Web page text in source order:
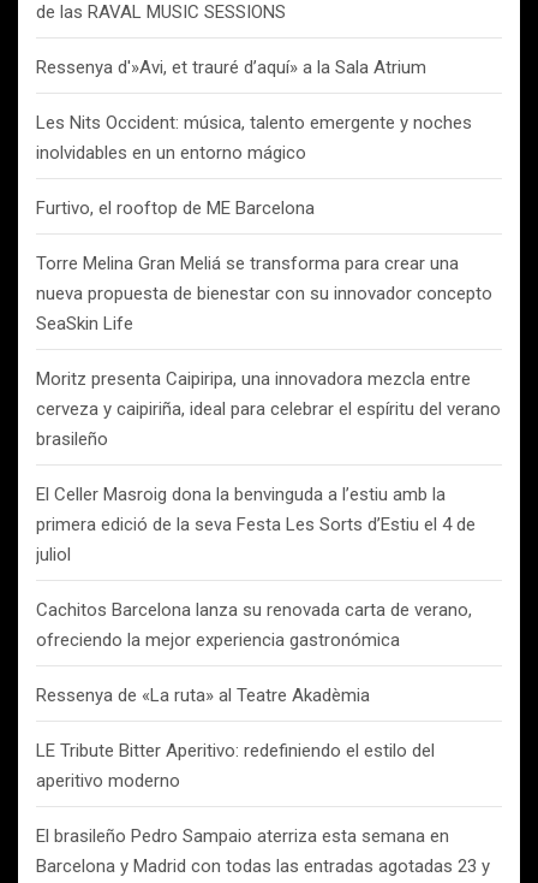
de las RAVAL MUSIC SESSIONS
Ressenya d'»Avi, et trauré d’aquí» a la Sala Atrium
Les Nits Occident: música, talento emergente y noches
inolvidables en un entorno mágico
Furtivo, el rooftop de ME Barcelona
Torre Melina Gran Meliá se transforma para crear una
nueva propuesta de bienestar con su innovador concepto
SeaSkin Life
Moritz presenta Caipiripa, una innovadora mezcla entre
cerveza y caipiriña, ideal para celebrar el espíritu del verano
brasileño
El Celler Masroig dona la benvinguda a l’estiu amb la
primera edició de la seva Festa Les Sorts d’Estiu el 4 de
juliol
Cachitos Barcelona lanza su renovada carta de verano,
ofreciendo la mejor experiencia gastronómica
Ressenya de «La ruta» al Teatre Akadèmia
LE Tribute Bitter Aperitivo: redefiniendo el estilo del
aperitivo moderno
El brasileño Pedro Sampaio aterriza esta semana en
Barcelona y Madrid con todas las entradas agotadas 23 y